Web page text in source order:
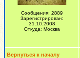
Сообщения: 2889
Зарегистрирован:
31.10.2008
Откуда: Москва
Вернуться к началу